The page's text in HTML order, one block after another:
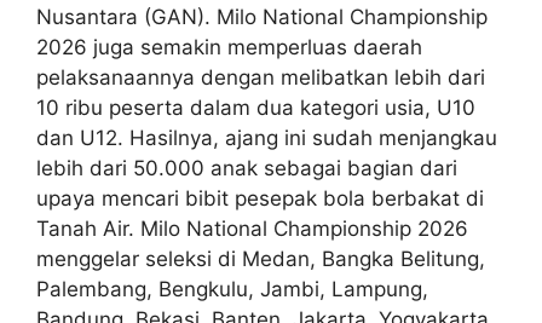
Nusantara (GAN). Milo National Championship
2026 juga semakin memperluas daerah
pelaksanaannya dengan melibatkan lebih dari
10 ribu peserta dalam dua kategori usia, U10
dan U12. Hasilnya, ajang ini sudah menjangkau
lebih dari 50.000 anak sebagai bagian dari
upaya mencari bibit pesepak bola berbakat di
Tanah Air. Milo National Championship 2026
menggelar seleksi di Medan, Bangka Belitung,
Palembang, Bengkulu, Jambi, Lampung,